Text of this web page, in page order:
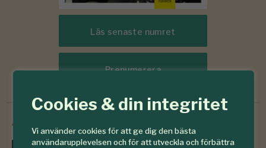
Cookies & din integritet
Vi använder cookies för att ge dig den bästa
användarupplevelsen och för att utveckla och förbättra
Läs senaste numret
Prenumerera
/